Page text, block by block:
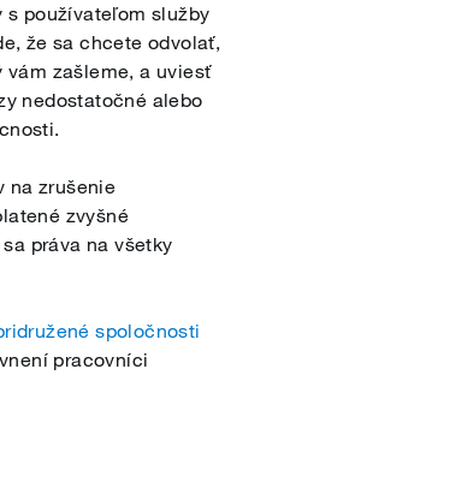
s používateľom služby
že sa chcete odvolať,
zašleme, a uviesť
nedostatočné alebo
na zrušenie
zvyšné
práva na všetky
spoločnosti
pracovníci